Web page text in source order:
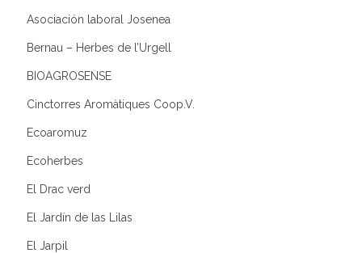
Asociación laboral Josenea
Bernau – Herbes de l’Urgell
BIOAGROSENSE
Cinctorres Aromàtiques Coop.V.
Ecoaromuz
Ecoherbes
El Drac verd
El Jardín de las Lilas
El Jarpil